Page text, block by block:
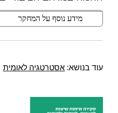
מידע נוסף על המחקר
עוד בנושא: אסטרטגיה לאומית